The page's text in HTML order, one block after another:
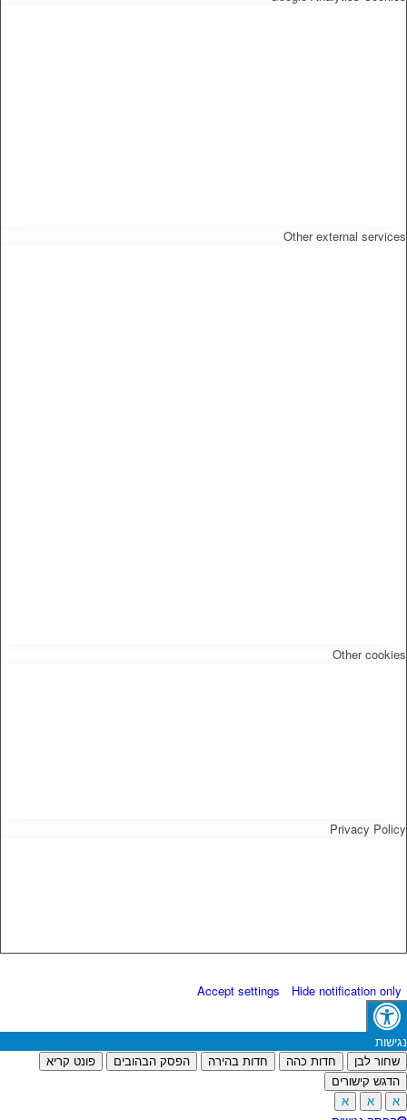
Other external services
Other cookies
Privacy Policy
Accept settings Hide notification only
נגישות
שחור לבן חדות כהה חדות בהירה הפסק הבהובים
פונט קריא
הדגש קישורים
א
א א